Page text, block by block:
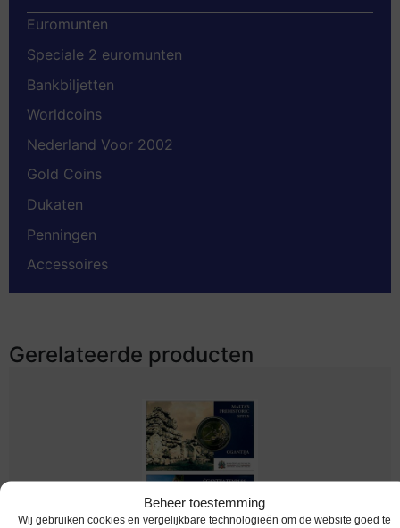
Beheer toestemming
Wij gebruiken cookies en vergelijkbare technologieën om de website goed te
Euromunten
Speciale 2 euromunten
Bankbiljetten
Worldcoins
Nederland Voor 2002
Gold Coins
Dukaten
Penningen
Accessoires
Gerelateerde producten